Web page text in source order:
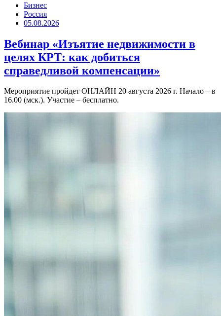
Бизнес
Россия
05.08.2026
Вебинар «Изъятие недвижимости в
целях КРТ: как добиться
справедливой компенсации»
Мероприятие пройдет ОНЛАЙН 20 августа 2026 г. Начало – в
16.00 (мск.). Участие – бесплатно.